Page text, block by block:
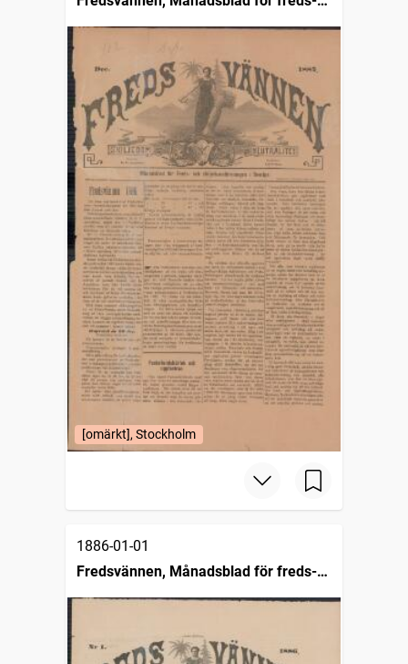
och skiljedomsföreningen i Sverige
[omärkt], Stockholm
1886-01-01
Fredsvännen, Månadsblad för freds-